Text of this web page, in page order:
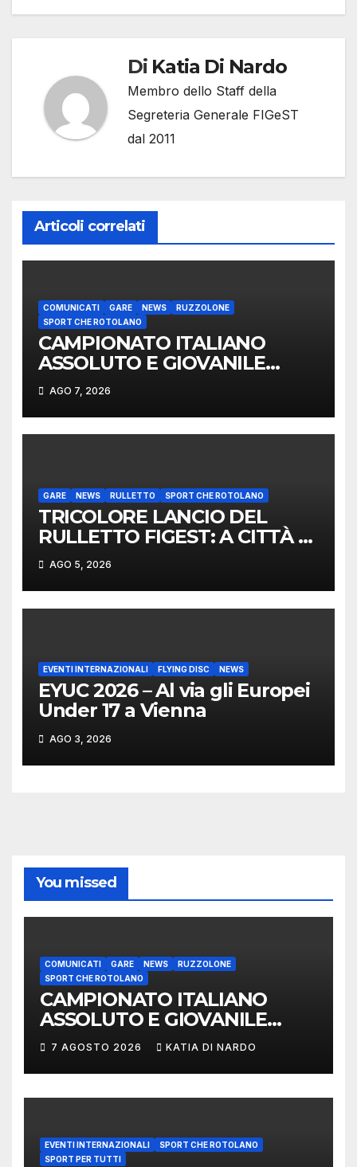
Di Katia Di Nardo
Membro dello Staff della
Segreteria Generale FIGeST
dal 2011
Articoli correlati
COMUNICATI GARE NEWS
RUZZOLONE
SPORT CHE ROTOLANO
CAMPIONATO ITALIANO
ASSOLUTO E GIOVANILE
LANCIO DEL RUZZOLONE
AGO 7, 2026
GARE NEWS RULLETTO SPORT CHE ROTOLANO
TRICOLORE LANCIO DEL
RULLETTO FIGEST: A CITTÀ DI
CASTELLO VINCONO
MARCHIGIANI ED UMBRI
AGO 5, 2026
EVENTI INTERNAZIONALI FLYING DISC NEWS
EYUC 2026 – Al via gli Europei
Under 17 a Vienna
AGO 3, 2026
You missed
COMUNICATI GARE NEWS
RUZZOLONE
SPORT CHE ROTOLANO
CAMPIONATO ITALIANO
ASSOLUTO E GIOVANILE
LANCIO DEL RUZZOLONE
7 AGOSTO 2026 KATIA DI NARDO
EVENTI INTERNAZIONALI
SPORT CHE ROTOLANO
SPORT PER TUTTI